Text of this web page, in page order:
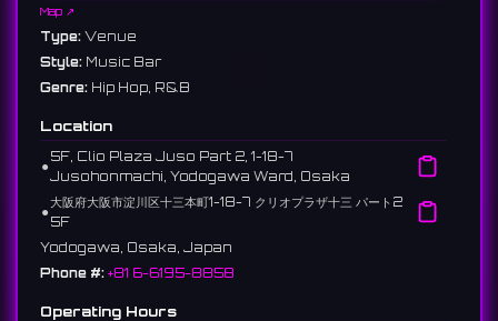
Map ↗
Type: Venue
Style: Music Bar
Genre: Hip Hop, R&B
Location
⚫︎
5F, Clio Plaza Juso Part 2, 1-18-7
Jusohonmachi, Yodogawa Ward, Osaka
⚫︎
大阪府大阪市淀川区十三本町1-18-7 クリオプラザ十三 パート2
5F
Yodogawa, Osaka, Japan
Phone #: +81 6-6195-8858
Operating Hours